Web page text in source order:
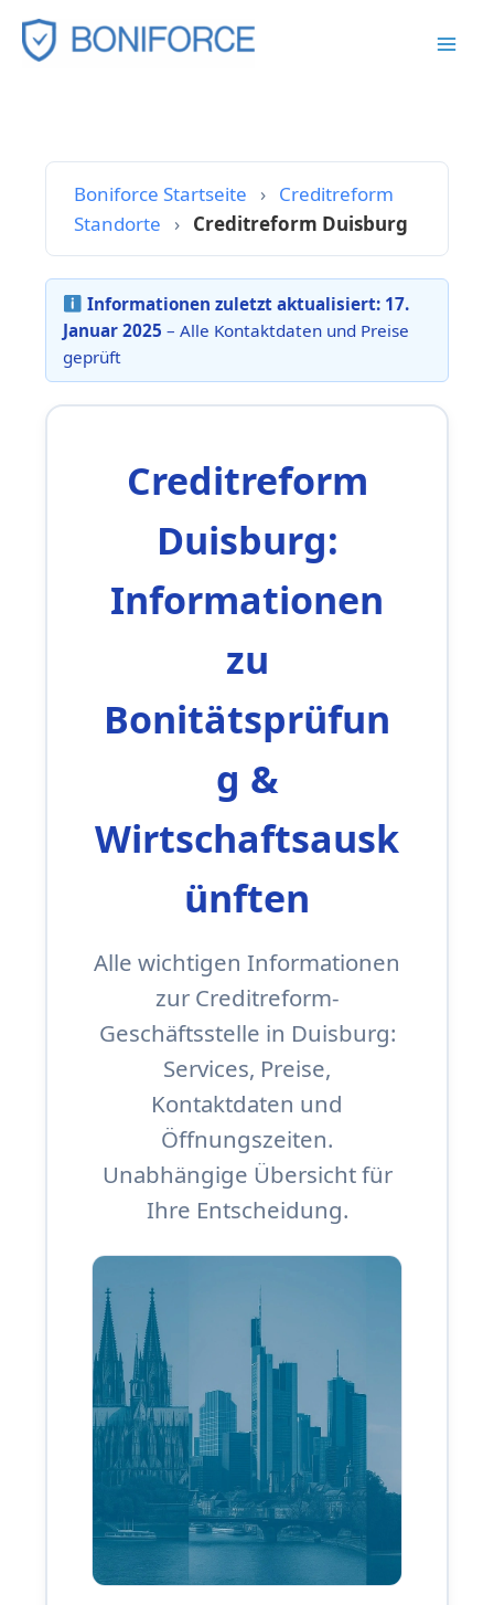
Zum
Inhalt
Boniforce Startseite › Creditreform
Standorte
› Creditreform Duisburg
Informationen zuletzt aktualisiert: 17.
Januar 2025 – Alle Kontaktdaten und Preise
geprüft
Creditreform
Duisburg:
Informationen
zu
Bonitätsprüfun
g &
Wirtschaftsausk
ünften
Alle wichtigen Informationen
zur Creditreform-
Geschäftsstelle in Duisburg:
Services, Preise,
Kontaktdaten und
Öffnungszeiten.
Unabhängige Übersicht für
Ihre Entscheidung.